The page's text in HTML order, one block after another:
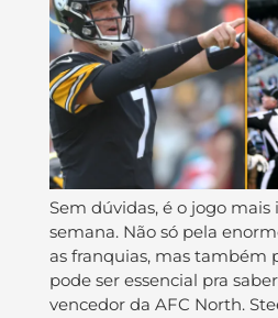
Sem dúvidas, é o jogo
semana. Não só pela
as franquias, mas também
pode ser essencial pra
vencedor da AFC North.